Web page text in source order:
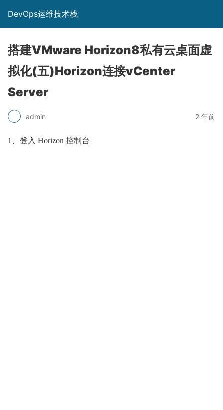
DevOps运维技术栈
搭建VMware Horizon8私有云桌面虚
拟化(五)Horizon连接vCenter
Server
admin 2 年前
1、登入 Horizon 控制台